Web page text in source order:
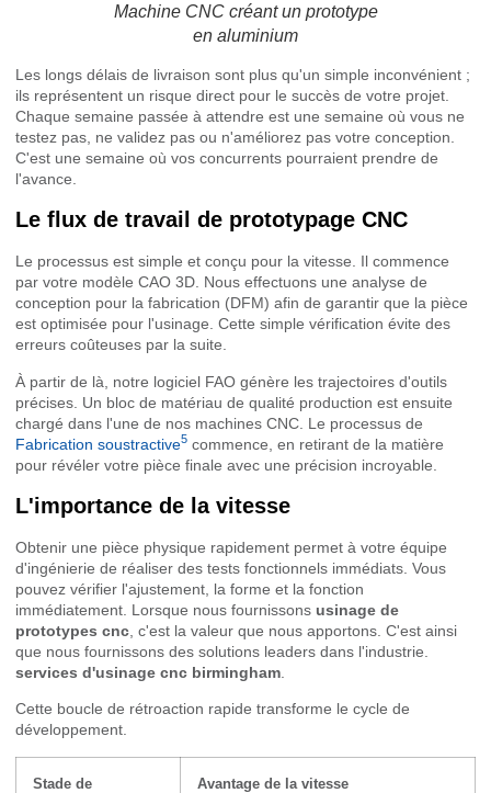
Machine CNC créant un prototype
en aluminium
Les longs délais de livraison sont plus qu'un simple inconvénient ;
ils représentent un risque direct pour le succès de votre projet.
Chaque semaine passée à attendre est une semaine où vous ne
testez pas, ne validez pas ou n'améliorez pas votre conception.
C'est une semaine où vos concurrents pourraient prendre de
l'avance.
Le flux de travail de prototypage CNC
Le processus est simple et conçu pour la vitesse. Il commence
par votre modèle CAO 3D. Nous effectuons une analyse de
conception pour la fabrication (DFM) afin de garantir que la pièce
est optimisée pour l'usinage. Cette simple vérification évite des
erreurs coûteuses par la suite.
À partir de là, notre logiciel FAO génère les trajectoires d'outils
précises. Un bloc de matériau de qualité production est ensuite
chargé dans l'une de nos machines CNC. Le processus de
Fabrication soustractive5 commence, en retirant de la matière
pour révéler votre pièce finale avec une précision incroyable.
L'importance de la vitesse
Obtenir une pièce physique rapidement permet à votre équipe
d'ingénierie de réaliser des tests fonctionnels immédiats. Vous
pouvez vérifier l'ajustement, la forme et la fonction
immédiatement. Lorsque nous fournissons usinage de
prototypes cnc , c'est la valeur que nous apportons. C'est ainsi
que nous fournissons des solutions leaders dans l'industrie.
services d'usinage cnc birmingham
Cette boucle de rétroaction rapide transforme le cycle de
développement.
Stade de
Avantage de la vitesse